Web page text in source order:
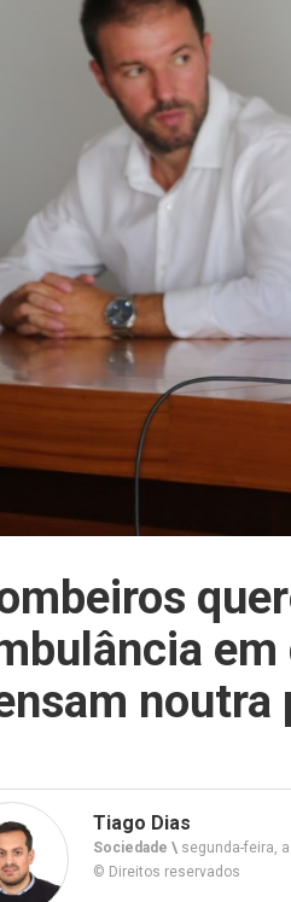
em
noutra
Tiago Dias
Sociedade \ segunda-feira,
© Direitos reservados